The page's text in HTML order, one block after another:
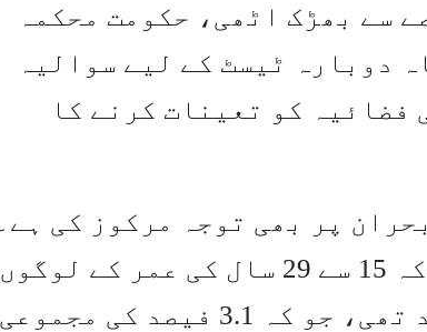
سے بھڑک اٹھی، حکومت محکمہ
دوبارہ ٹیسٹ کے لیے سوالیہ
فضائیہ کو تعینات کرنے کا
پر بھی توجہ مرکوز کی ہے۔
حکومتی اعداد و شمار سے پتہ چلتا ہے کہ 15 سے 29 سال کی عمر کے لوگوں
کے لیے گزشتہ سال بے روزگاری 9.9 فیصد تھی، جو کہ 3.1 فیصد کی مجموعی